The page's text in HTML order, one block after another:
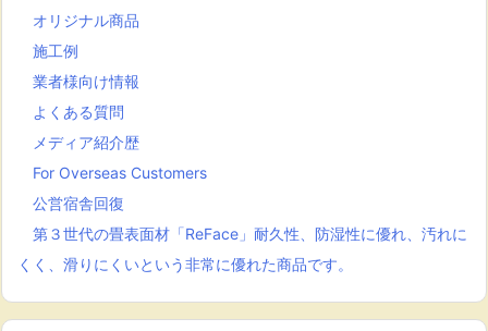
オリジナル商品
施工例
業者様向け情報
よくある質問
メディア紹介歴
For Overseas Customers
公営宿舎回復
第３世代の畳表面材「ReFace」耐久性、防湿性に優れ、汚れに
くく、滑りにくいという非常に優れた商品です。